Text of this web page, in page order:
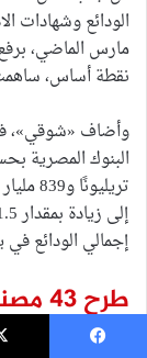
الودائع وشهادات
نقطة أساس،
وأضاف «شوقي»،
إجمالي الودائع في
طرح
الثالثة